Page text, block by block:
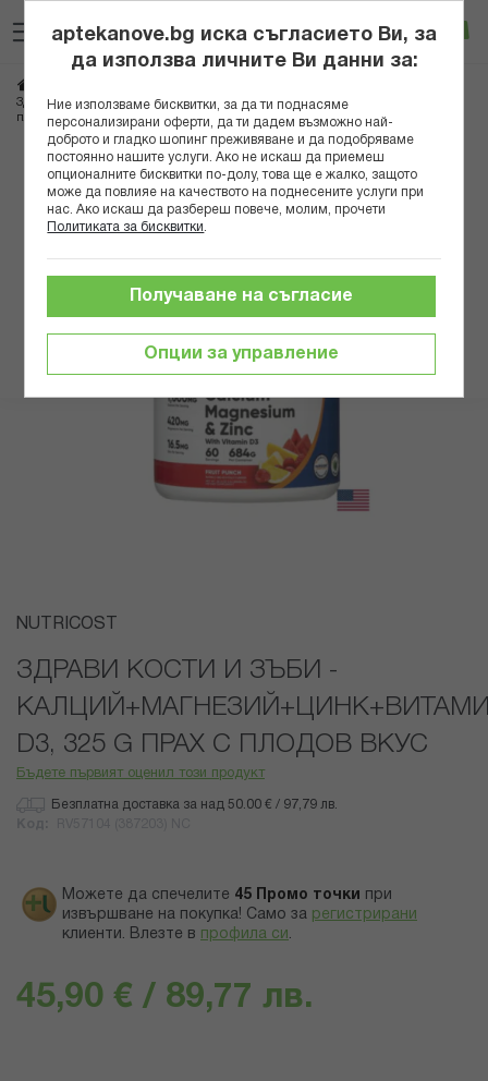
към
съдържанието
Вход
Здрави кости и зъби - Калций+Магнезий+Цинк+Витамин D3, 325 g прах с
плодов вкус
Преминете
края
галерията
изображенията
Преминете
началото
галерия
със
снимки
NUTRICOST
ЗДРАВИ КОСТИ И ЗЪБИ -
D3, 325 G ПРАХ С ПЛОДОВ ВКУС
Бъдете първият оценил този продукт
Безплатна доставка за над 50.00 € / 97,79 лв.
Можете да спечелите 45 Промо точки
при
извършване на покупка! Само за регистрирани
клиенти. Влезте в профила си .
45,90 € / 89,77 лв.
aptekanove.bg иска съгласието Ви, за
да използва личните Ви данни за:
Ние използваме бисквитки, за да ти поднасяме
персонализирани оферти, да ти дадем възможно най-
доброто и гладко шопинг преживяване и да подобряваме
постоянно нашите услуги. Ако не искаш да приемеш
опционалните бисквитки по-долу, това ще е жалко, защото
може да повлияе на качеството на поднесените услуги при
нас. Ако искаш да разбереш повече, молим, прочети
Политиката за бисквитки
Опции за управление
Получаване на съгласие